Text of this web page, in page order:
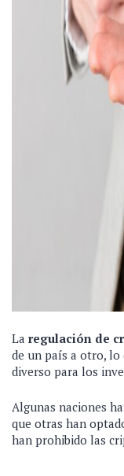
La regulación de
de un país a otro,
diverso para los
Algunas naciones
que otras han
han prohibido las